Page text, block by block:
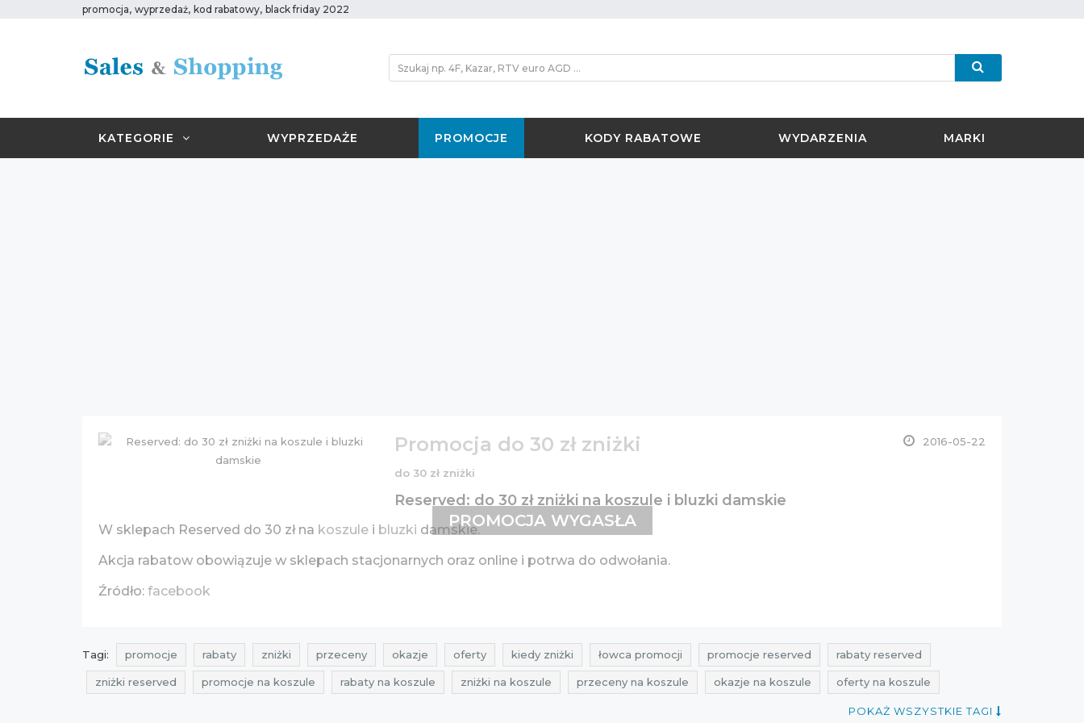
promocja, wyprzedaż, kod rabatowy, black friday 2022
KATEGORIE WYPRZEDAŻE PROMOCJE KODY RABATOWE WYDARZENIA MARKI
Promocja do 30 zł zniżki 2016-05-22
do 30 zł zniżki
Reserved: do 30 zł zniżki na koszule i bluzki damskie
W sklepach Reserved do 30 zł na koszule i bluzki damskie.
Akcja rabatow obowiązuje w sklepach stacjonarnych oraz online i potrwa do odwołania.
Źródło: facebook
PROMOCJA WYGASŁA
Tagi: promocje rabaty zniżki przeceny okazje oferty kiedy zniżki łowca promocji promocje reserved rabaty reserved
zniżki reserved promocje na koszule rabaty na koszule zniżki na koszule przeceny na koszule okazje na koszule oferty na koszule
przeceny na bluzkiPOKAŻ WSZYSTKIE TAGI